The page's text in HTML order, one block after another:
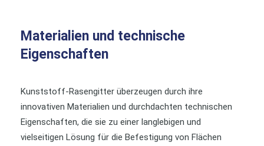
Materialien und technische
Eigenschaften
Kunststoff-Rasengitter überzeugen durch ihre
innovativen Materialien und durchdachten technischen
Eigenschaften, die sie zu einer langlebigen und
vielseitigen Lösung für die Befestigung von Flächen